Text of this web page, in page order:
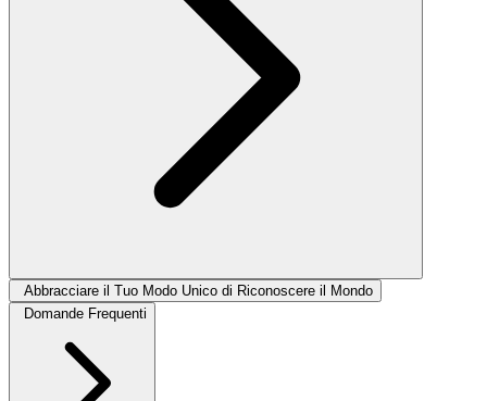
Abbracciare il Tuo Modo Unico di Riconoscere il Mondo
Domande Frequenti